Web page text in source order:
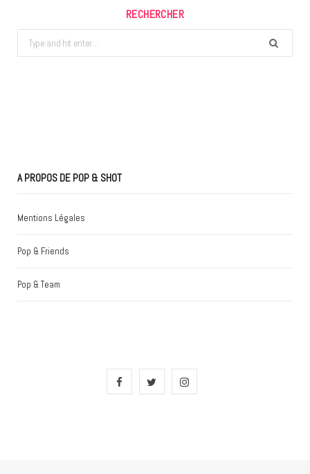
RECHERCHER
Search
for:
A PROPOS DE POP & SHOT
Mentions Légales
Pop & Friends
Pop & Team
F
I